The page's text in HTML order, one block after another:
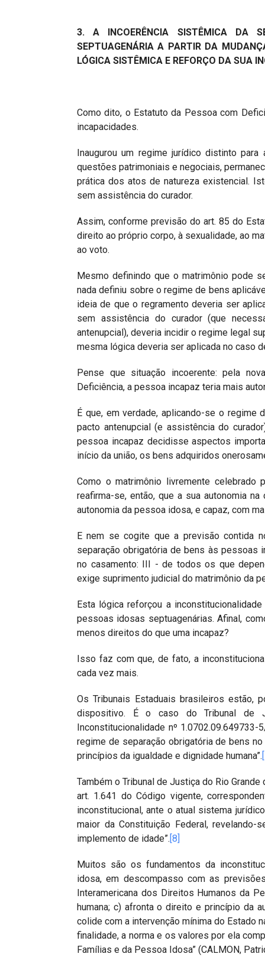
3.
A INCOERÊNCIA SISTÊMICA DA
SEPTUAGENÁRIA A PARTIR DA
LÓGICA SISTÊMICA E REFORÇO DA SUA
Como dito, o Estatuto da Pessoa com
incapacidades.
Inaugurou um regime jurídico distinto
questões patrimoniais e negociais,
prática dos atos de natureza existencial.
sem assistência do curador.
Assim, conforme previsão do art. 85 do
direito ao próprio corpo, à sexualidade, ao
ao voto.
Mesmo definindo que o matrimônio pode
nada definiu sobre o regime de bens
ideia de que o regramento deveria ser
sem assistência do curador (que
antenupcial), deveria incidir o regime legal
mesma lógica deveria ser aplicada no caso
Pense que situação incoerente: pela
Deficiência, a pessoa incapaz teria mais
É que, em verdade, aplicando-se o regime
pacto antenupcial (e assistência do
pessoa incapaz decidisse aspectos
início da união, os bens adquiridos
Como o matrimônio livremente celebrado
reafirma-se, então, que a sua autonomia
autonomia da pessoa idosa, e capaz, com
E nem se cogite que a previsão contida
separação obrigatória de bens às pessoas
no casamento: III - de todos os que
exige suprimento judicial do matrimônio da
Esta lógica reforçou a
pessoas idosas septuagenárias. Afinal,
menos direitos do que uma incapaz?
Isso faz com que, de fato, a
cada vez mais.
Os Tribunais Estaduais brasileiros estão,
dispositivo. É o caso do Tribunal de
Inconstitucionalidade nº
regime de separação obrigatória de bens
princípios da igualdade e dignidade humana”.
Também o Tribunal de Justiça do Rio
art. 1.641 do Código vigente,
inconstitucional, ante o atual sistema
maior da Constituição Federal,
implemento de idade”.[8]
Muitos são os fundamentos da
idosa, em descompasso com as
Interamericana dos Direitos Humanos da
humana; c) afronta o direito e princípio da
colide com a intervenção mínima do Estado
finalidade, a norma e os valores por ela
Famílias e da Pessoa Idosa” (CALMON,